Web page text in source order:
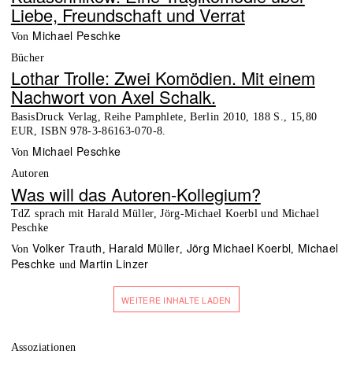
Liebe, Freundschaft und Verrat
von Michael Peschke
Bücher
Lothar Trolle: Zwei Komödien. Mit einem
Nachwort von Axel Schalk.
BasisDruck Verlag, Reihe Pamphlete, Berlin 2010, 188 S., 15,80
EUR, ISBN 978-3-86163-070-8.
von Michael Peschke
Autoren
Was will das Autoren-Kollegium?
TdZ sprach mit Harald Müller, Jörg-Michael Koerbl und Michael
Peschke
von Volker Trauth , Harald Müller, Jörg Michael Koerbl, Michael
Peschke und Martin Linzer
WEITERE INHALTE LADEN
Assoziationen